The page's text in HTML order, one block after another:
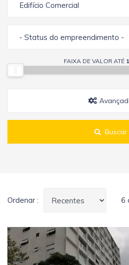
Edifício Comercial
- Status do empreendimento -
FAIXA DE VALOR ATÉ
Buscar
Ordenar : 6